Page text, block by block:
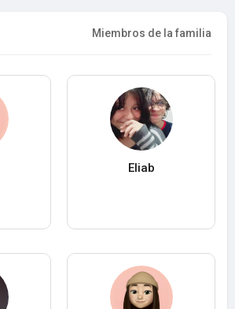
Miembros de la familia
Eliab